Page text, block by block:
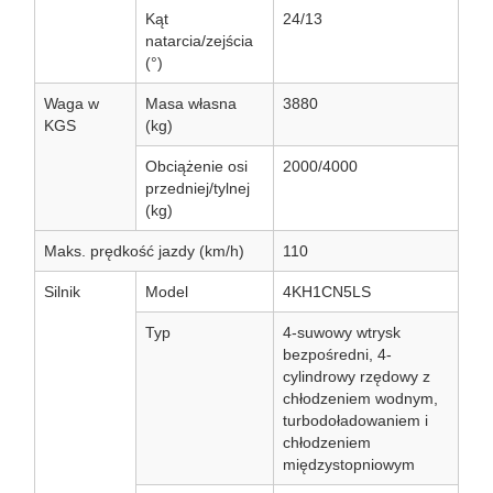
Kąt
natarcia/zejścia
(°)
24/13
Waga w
KGS
Masa własna
(kg)
3880
Obciążenie osi
przedniej/tylnej
(kg)
2000/4000
Maks. prędkość jazdy (km/h) 110
Silnik Model 4KH1CN5LS
Typ
4-suwowy wtrysk
bezpośredni, 4-
cylindrowy rzędowy z
chłodzeniem wodnym,
turbodoładowaniem i
chłodzeniem
międzystopniowym